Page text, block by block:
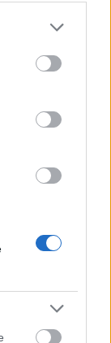
more Google
may click to
tags to
below Google
Leer más »
el 11 de